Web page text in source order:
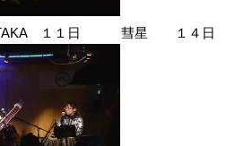
＋TAKA １１日 彗星 １４日